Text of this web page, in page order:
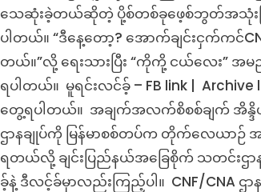
သေဆုံးခဲ့တယ်ဆိုတဲ့ ပို့စ်တစ်ခုဖေ့စ်ဘွတ်အသုံးပ
ပါတယ်။ “ဒီနေ့တော့? အောက်ချင်းငှက်ကင်
တယ်။”လို့ ရေးသားပြီး “ကိုကို့ ငယ်လေး”
ရပါတယ်။ မူရင်းလင်ခ့် – FB link |
တွေ့ရပါတယ်။ အချက်အလက်စိစစ်ချက် အိန္ဒိယ-
ဌာနချုပ်ကို မြန်မာစစ်တပ်က တိုက်လေယာဉ် အ
ရတယ်လို့ ချင်းပြည်နယ်အခြေစိုက် သတင်းဌ
ခ့်နဲ့ ဒီလင့်ခ်မှာလည်းကြည့်ပါ။ CNF/CNA ဌ